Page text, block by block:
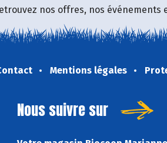
nos offres, nos événements
Mentions légales
Nous suivre sur